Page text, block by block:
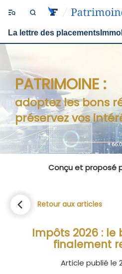
La lettre des placements
PATRIMOINE :
adoptez les bons
préservez vos
Conçu et proposé
Retour aux articles
Impôts 2026 : le
finalement
Article publié le